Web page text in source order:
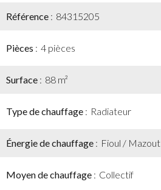
Référence 84315205
Pièces 4 pièces
Surface 88 m²
Type de chauffage Radiateur
Énergie de chauffage Fioul / Mazout
Moyen de chauffage Collectif